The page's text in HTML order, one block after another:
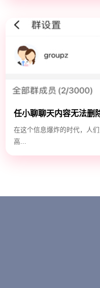
任小聊聊天内容无法删
在这个信息爆炸的时代，人
高...